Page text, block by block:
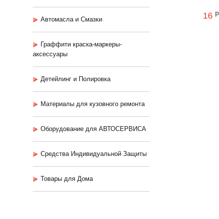
Автомасла и Смазки
Граффити краска-маркеры-
аксессуары
Детейлинг и Полировка
Материалы для кузовного ремонта
Оборудование для АВТОСЕРВИСА
Средства Индивидуальной Защиты
Товары для Дома
16